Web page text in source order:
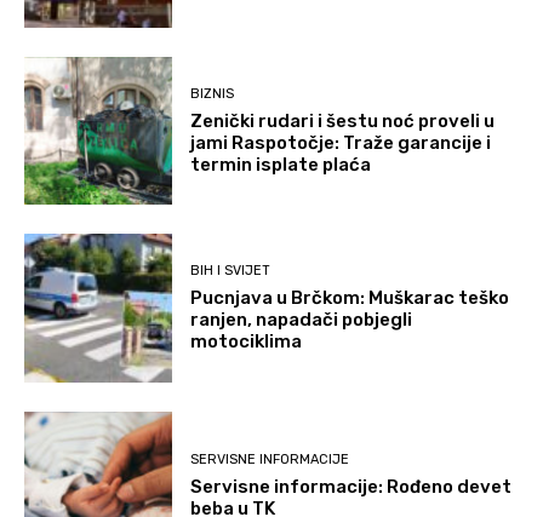
BIZNIS
Zenički rudari i šestu noć proveli u
jami Raspotočje: Traže garancije i
termin isplate plaća
BIH I SVIJET
Pucnjava u Brčkom: Muškarac teško
ranjen, napadači pobjegli
motociklima
SERVISNE INFORMACIJE
Servisne informacije: Rođeno devet
beba u TK